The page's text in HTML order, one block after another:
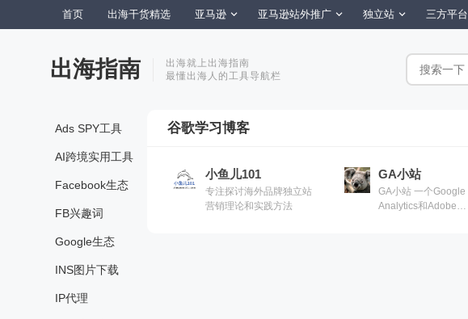
首页 出海干货精选 亚马逊 亚马逊站外推广 独立站 三方平台
出海指南
出海就上出海指南
最懂出海人的工具导航栏
Ads SPY工具
AI跨境实用工具
Facebook生态
FB兴趣词
Google生态
INS图片下载
IP代理
谷歌学习博客
小鱼儿101
专注探讨海外品牌独立站
营销理论和实践方法
GA小站
GA小站 一个Google
Analytics和Adobe